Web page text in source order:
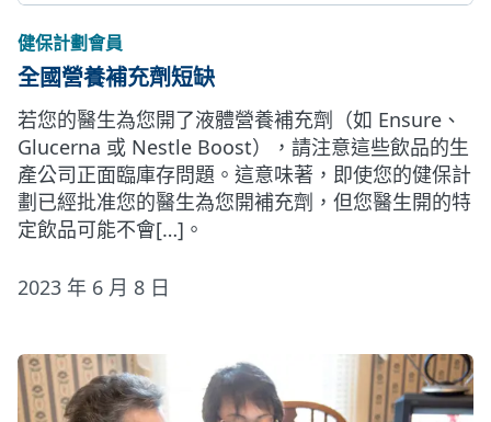
健保計劃會員
全國營養補充劑短缺
若您的醫生為您開了液體營養補充劑（如 Ensure、
Glucerna 或 Nestle Boost），請注意這些飲品的生
產公司正面臨庫存問題。這意味著，即使您的健保計
劃已經批准您的醫生為您開補充劑，但您醫生開的特
定飲品可能不會[…]。
2023 年 6 月 8 日